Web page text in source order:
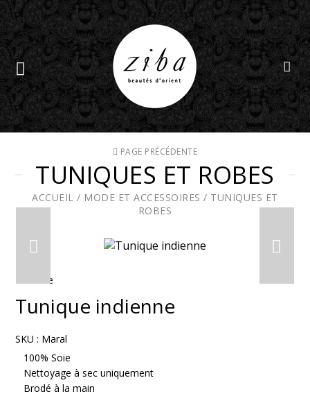
PAGE PRÉCÉDENTE
TUNIQUES ET ROBES
ACCUEIL / MODE ET ACCESSOIRES / TUNIQUES ET
ROBES
En solde
Tunique indienne
SKU : Maral
100% Soie
Nettoyage à sec uniquement
Brodé à la main